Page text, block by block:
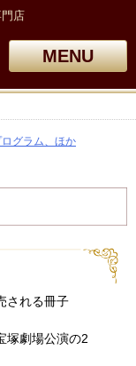
店
MENU
グラム、ほか
される冊子
塚劇場公演の2